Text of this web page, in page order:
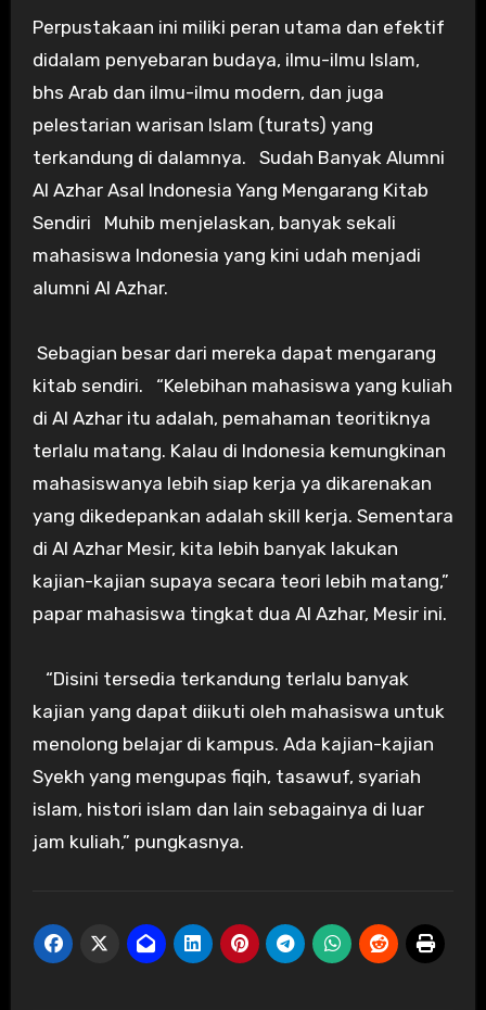
Perpustakaan ini miliki peran utama dan efektif
didalam penyebaran budaya, ilmu-ilmu Islam,
bhs Arab dan ilmu-ilmu modern, dan juga
pelestarian warisan Islam (turats) yang
terkandung di dalamnya. Sudah Banyak Alumni
Al Azhar Asal Indonesia Yang Mengarang Kitab
Sendiri Muhib menjelaskan, banyak sekali
mahasiswa Indonesia yang kini udah menjadi
alumni Al Azhar.
Sebagian besar dari mereka dapat mengarang
kitab sendiri. “Kelebihan mahasiswa yang kuliah
di Al Azhar itu adalah, pemahaman teoritiknya
terlalu matang. Kalau di Indonesia kemungkinan
mahasiswanya lebih siap kerja ya dikarenakan
yang dikedepankan adalah skill kerja. Sementara
di Al Azhar Mesir, kita lebih banyak lakukan
kajian-kajian supaya secara teori lebih matang,”
papar mahasiswa tingkat dua Al Azhar, Mesir ini.
“Disini tersedia terkandung terlalu banyak
kajian yang dapat diikuti oleh mahasiswa untuk
menolong belajar di kampus. Ada kajian-kajian
Syekh yang mengupas fiqih, tasawuf, syariah
islam, histori islam dan lain sebagainya di luar
jam kuliah,” pungkasnya.